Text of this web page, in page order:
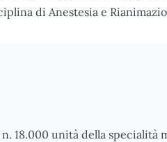
di Anestesia e
18.000 unità della specialità